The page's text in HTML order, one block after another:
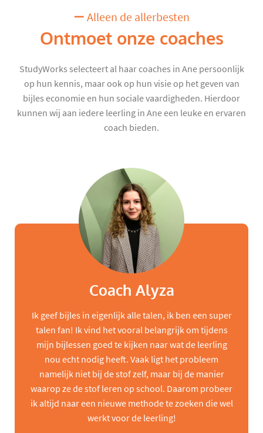
Alleen de allerbesten
Ontmoet onze coaches
StudyWorks selecteert al haar coaches in Ane persoonlijk
op hun kennis, maar ook op hun visie op het geven van
bijles economie en hun sociale vaardigheden. Hierdoor
kunnen wij aan iedere leerling in Ane een leuke en ervaren
coach bieden.
Coach Alyza
Ik geef bijles in eigenlijk alle talen, ik ben een super
talen fan! Ik vind het vooral belangrijk om tijdens
mijn bijlessen goed te kijken naar wat de leerling
nou echt nodig heeft. Vaak ligt het probleem
namelijk niet bij de stof zelf, maar bij de manier
waarop ze de stof leren op school. Daarom probeer
ik altijd naar een nieuwe methode te zoeken die wel
werkt voor de leerling!